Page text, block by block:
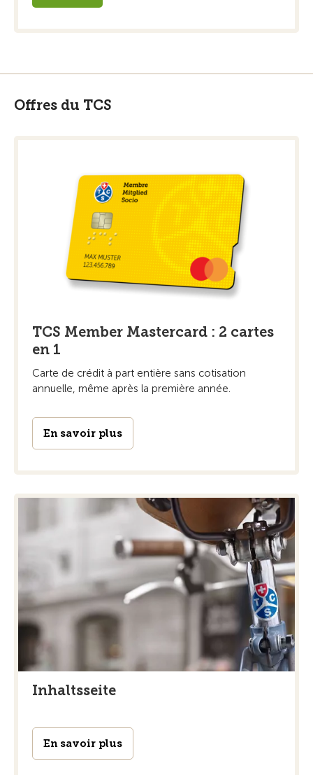
Offres du TCS
TCS Member Mastercard : 2 cartes
en 1
Carte de crédit à part entière sans cotisation
annuelle, même après la première année.
En savoir plus
Inhaltsseite
En savoir plus